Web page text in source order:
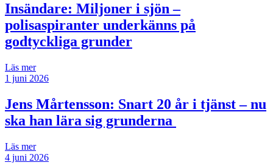
Insändare: Miljoner i sjön –
polisaspiranter underkänns på
godtyckliga grunder
Läs mer
1 juni 2026
Jens Mårtensson: Snart 20 år i tjänst – nu
ska han lära sig grunderna
Läs mer
4 juni 2026